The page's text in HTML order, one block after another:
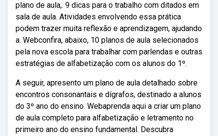
plano de aula,. 9 dicas para o trabalho com ditados em
sala de aula. Atividades envolvendo essa prática
podem trazer muita reflexão e aprendizagem, ajudando
a. Webconfira, abaixo, 10 planos de aula selecionados
pela nova escola para trabalhar com parlendas e outras
estratégias de alfabetização com os alunos do 1º.
A seguir, apresento um plano de aula detalhado sobre
encontros consonantais e dígrafos, destinado a alunos
do 3º ano do ensino. Webaprenda aqui a criar um plano
de aula completo para alfabetização e letramento no
primeiro ano do ensino fundamental. Descubra